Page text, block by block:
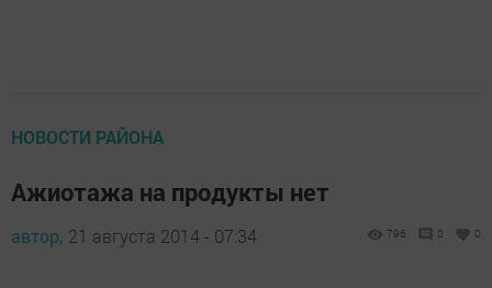
НОВОСТИ РАЙОНА
Ажиотажа на продукты нет
автор, 21 августа 2014 - 07:34 796 0 0